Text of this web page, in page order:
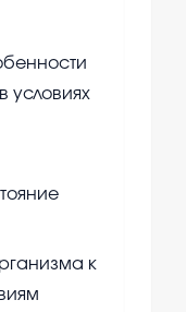
условиях
к